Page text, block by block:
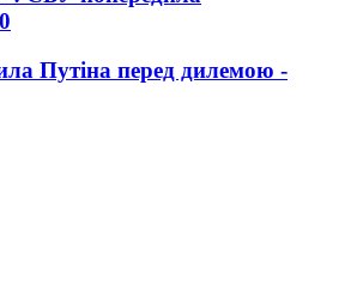
Путіна перед дилемою -